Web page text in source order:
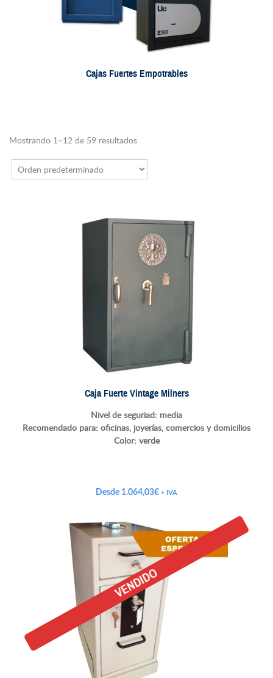
Cajas Fuertes Empotrables
Mostrando 1–12 de 59 resultados
Caja Fuerte Vintage Milners
Nivel de seguriad: media
Recomendado para: oficinas, joyerías, comercios y domicilios
Color: verde
Desde 1.064,03€ + IVA
VENDIDO